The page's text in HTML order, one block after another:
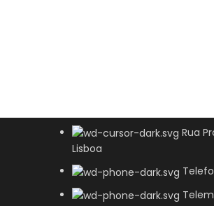
Rua
Lisboa